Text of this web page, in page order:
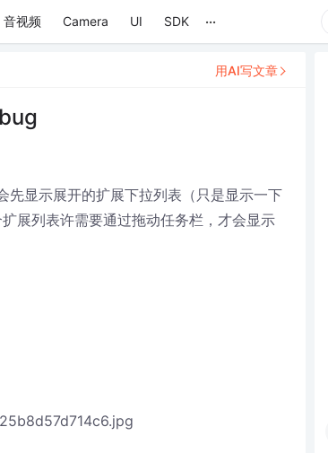
音视频 Camera UI SDK ...
显示展开的扩展下拉列表（只是显示一下
展列表许需要通过拖动任务栏，才会显示
用AI写文章